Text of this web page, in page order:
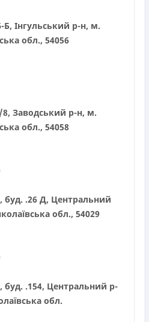
Інгульський р-н, м.
обл., 54056
8, Заводський р-н, м.
обл., 54058
буд. .26 Д, Центральний
обл., 54029
буд. .154, Центральний р-
обл.